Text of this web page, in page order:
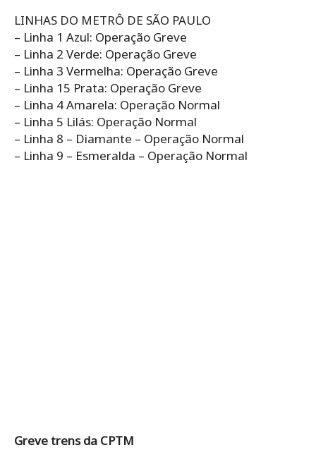
LINHAS DO METRÔ DE SÃO PAULO
– Linha 1 Azul: Operação Greve
– Linha 2 Verde: Operação Greve
– Linha 3 Vermelha: Operação Greve
– Linha 15 Prata: Operação Greve
– Linha 4 Amarela: Operação Normal
– Linha 5 Lilás: Operação Normal
– Linha 8 – Diamante – Operação Normal
– Linha 9 – Esmeralda – Operação Normal
Greve trens da CPTM